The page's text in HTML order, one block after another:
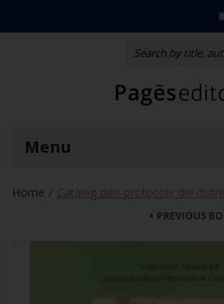
Menu
Home / Catàleg dels protocols del
PREVIOUS